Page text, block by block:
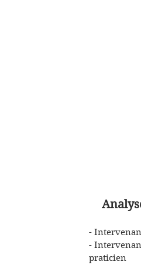
-
-
praticien